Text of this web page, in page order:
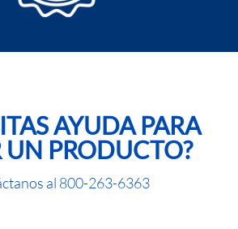
AYUDA PARA
UN PRODUCTO?
al 800-263-6363